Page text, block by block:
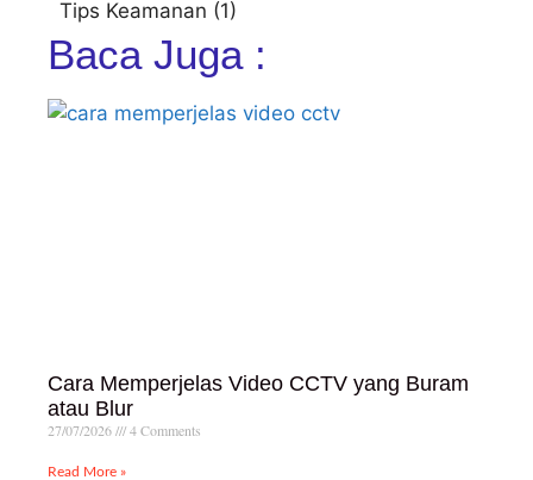
Tips Keamanan (1)
Baca Juga :
Cara Memperjelas Video CCTV yang Buram
atau Blur
27/07/2026 4 Comments
Read More »